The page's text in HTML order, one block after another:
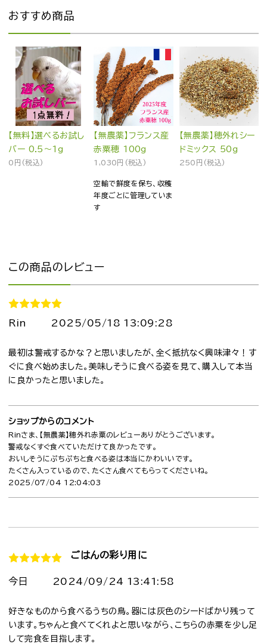
おすすめ商品
【無料】選べるお試し
バー 0.5～1g
0円(税込)
【無農薬】フランス産
赤粟穂 100g
1,030円(税込)
空輸で鮮度を保ち、収穫
年度ごとに管理していま
す
【無農薬】穂外れシー
ドミックス 50g
250円(税込)
この商品のレビュー
Rin 2025/05/18 13:09:28
最初は警戒するかな？と思いましたが、全く抵抗なく興味津々！す
ぐに食べ始めました。美味しそうに食べる姿を見て、購入して本当
に良かったと思いました。
ショップからのコメント
Rinさま、【無農薬】穂外れ赤粟のレビューありがとうございます。
警戒なくすぐ食べていただけて良かったです。
おいしそうにぷちぷちと食べる姿は本当にかわいいです。
たくさん入っているので、たくさん食べてもらってくださいね。
2025/07/04 12:04:03
ごはんの彩り用に
今日 2024/09/24 13:41:58
好きなものから食べるうちの鳥。器には灰色のシードばかり残って
います。ちゃんと食べてくれよと思いながら、こちらの赤粟を少し足
して完食を目指します。